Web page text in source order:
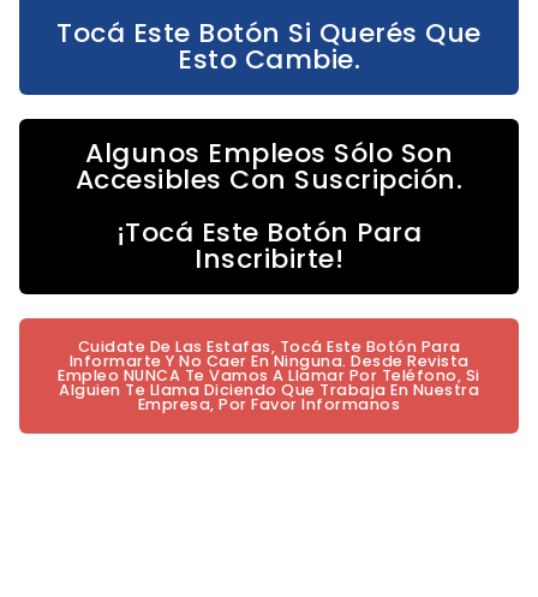
Tocá Este Botón Si Querés Que
Esto Cambie.
Algunos Empleos Sólo Son
Accesibles Con Suscripción.
¡Tocá Este Botón Para
Inscribirte!
Cuidate De Las Estafas, Tocá Este Botón Para
Informarte Y No Caer En Ninguna. Desde Revista
Empleo NUNCA Te Vamos A Llamar Por Teléfono, Si
Alguien Te Llama Diciendo Que Trabaja En Nuestra
Empresa, Por Favor Informanos